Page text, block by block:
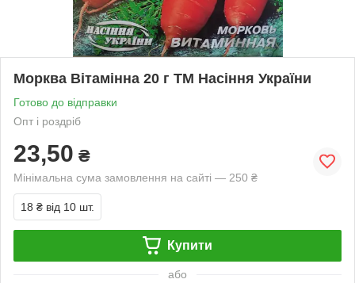
Морква Вітамінна 20 г ТМ Насіння України
Готово до відправки
Опт і роздріб
23,50 ₴
Мінімальна сума замовлення на сайті — 250 ₴
18 ₴ від 10 шт.
Купити
або